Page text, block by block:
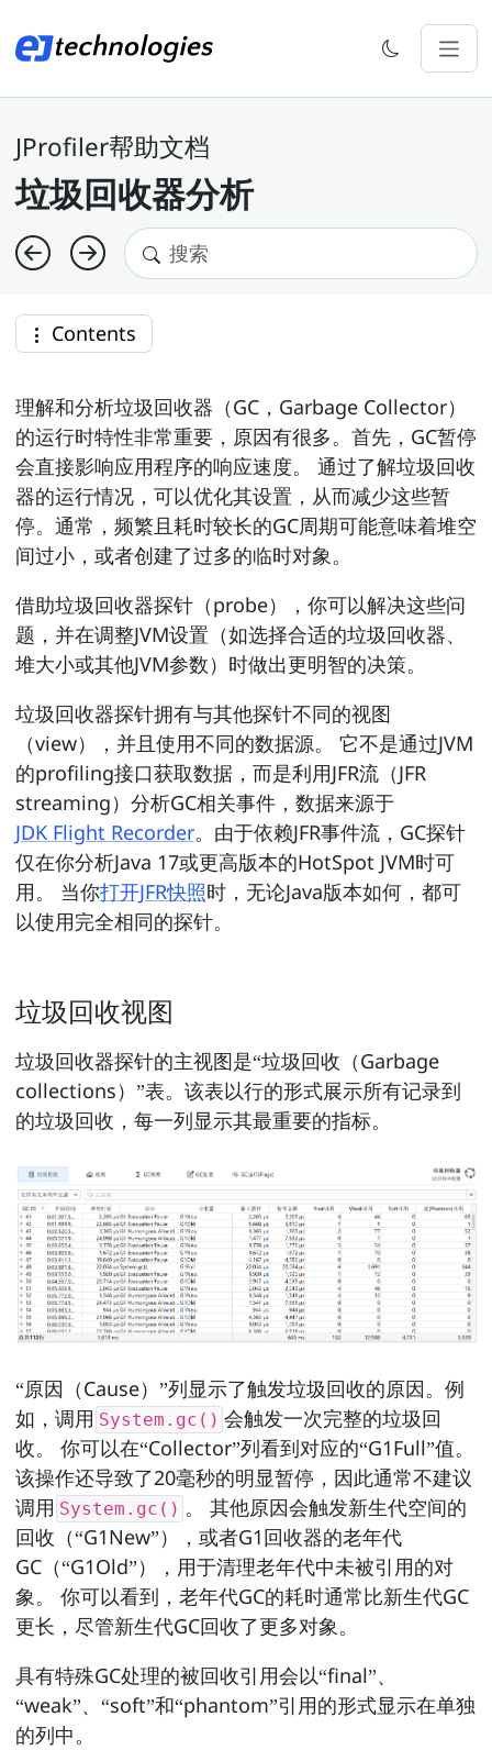
JProfiler帮助文档
垃圾回收器分析
Contents
理解和分析垃圾回收器（GC，Garbage Collector）
的运行时特性非常重要，原因有很多。首先，GC暂停
会直接影响应用程序的响应速度。 通过了解垃圾回收
器的运行情况，可以优化其设置，从而减少这些暂
停。通常，频繁且耗时较长的GC周期可能意味着堆空
间过小，或者创建了过多的临时对象。
借助垃圾回收器探针（probe），你可以解决这些问
题，并在调整JVM设置（如选择合适的垃圾回收器、
堆大小或其他JVM参数）时做出更明智的决策。
垃圾回收器探针拥有与其他探针不同的视图
（view），并且使用不同的数据源。 它不是通过JVM
的profiling接口获取数据，而是利用JFR流（JFR
streaming）分析GC相关事件，数据来源于
JDK Flight Recorder。由于依赖JFR事件流，GC探针
仅在你分析Java 17或更高版本的HotSpot JVM时可
用。 当你打开JFR快照时，无论Java版本如何，都可
以使用完全相同的探针。
垃圾回收视图
垃圾回收器探针的主视图是“垃圾回收（Garbage
collections）”表。该表以行的形式展示所有记录到
的垃圾回收，每一列显示其最重要的指标。
“原因（Cause）”列显示了触发垃圾回收的原因。例
如，调用 System.gc() 会触发一次完整的垃圾回
收。 你可以在“Collector”列看到对应的“G1Full”值。
该操作还导致了20毫秒的明显暂停，因此通常不建议
调用 System.gc() 。 其他原因会触发新生代空间的
回收（“G1New”），或者G1回收器的老年代
GC（“G1Old”），用于清理老年代中未被引用的对
象。 你可以看到，老年代GC的耗时通常比新生代GC
更长，尽管新生代GC回收了更多对象。
具有特殊GC处理的被回收引用会以“final”、
“weak”、“soft”和“phantom”引用的形式显示在单独
的列中。